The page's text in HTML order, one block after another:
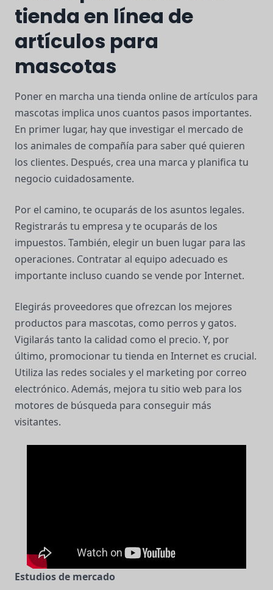
tienda en línea de
artículos para
mascotas
Poner en marcha una tienda online de artículos para
mascotas implica unos cuantos pasos importantes.
En primer lugar, hay que investigar el mercado de
los animales de compañía para saber qué quieren
los clientes. Después, crea una marca y planifica tu
negocio cuidadosamente.
Por el camino, te ocuparás de los asuntos legales.
Registrarás tu empresa y te ocuparás de los
impuestos. También, elegir un buen lugar para las
operaciones. Contratar al equipo adecuado es
importante incluso cuando se vende por Internet.
Elegirás proveedores que ofrezcan los mejores
productos para mascotas, como perros y gatos.
Vigilarás tanto la calidad como el precio. Y, por
último, promocionar tu tienda en Internet es crucial.
Utiliza las redes sociales y el marketing por correo
electrónico. Además, mejora tu sitio web para los
motores de búsqueda para conseguir más
visitantes.
Estudios de mercado